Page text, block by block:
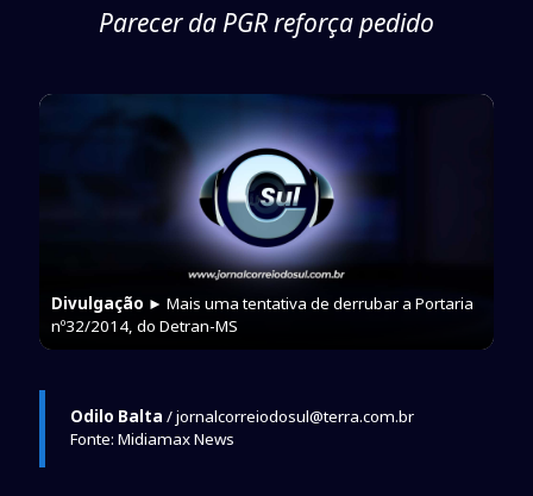
Parecer da PGR reforça pedido
Divulgação ► Mais uma tentativa de derrubar a Portaria
nº32/2014, do Detran-MS
Odilo Balta / jornalcorreiodosul@terra.com.br
Fonte: Midiamax News